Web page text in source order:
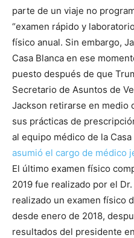
parte de un viaje no
“examen rápido y
físico anual. Sin embargo,
Casa Blanca en ese
puesto después de que
Secretario de Asuntos de
Jackson retirarse en medio
sus prácticas de
al equipo médico de la Casa
asumió el cargo de médico
El último examen físico
2019 fue realizado por el
realizado un examen físico
desde enero de 2018,
resultados del presidente